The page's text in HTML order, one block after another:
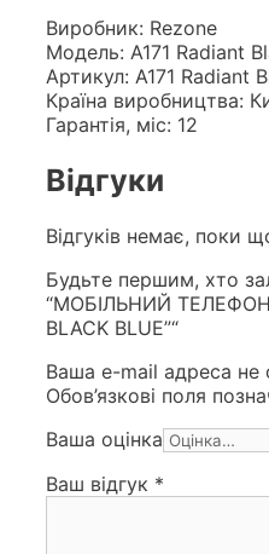
Виробник: Rezone
Модель: A171 Radiant
Артикул: A171 Radiant
Країна виробництва:
Гарантія, міс: 12
Відгуки
Відгуків немає, поки
Будьте першим, хто
“МОБІЛЬНИЙ ТЕЛЕФОН
BLACK BLUE”“
Ваша e-mail адреса
Обов’язкові поля
Ваша оцінка
Ваш відгук *